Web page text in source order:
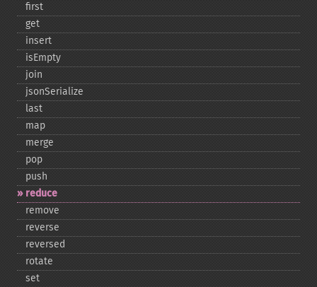
first
get
insert
isEmpty
join
jsonSerialize
last
map
merge
pop
push
reduce
remove
reverse
reversed
rotate
set